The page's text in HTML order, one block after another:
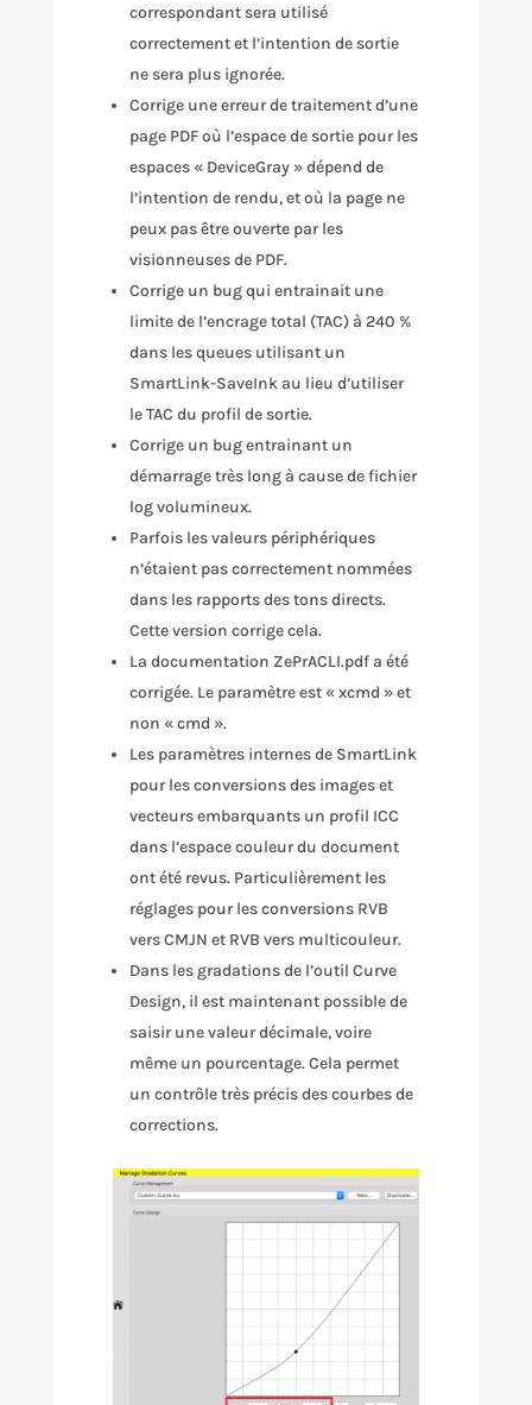
correspondant sera utilisé
correctement et l’intention de sortie
ne sera plus ignorée.
Corrige une erreur de traitement d’une
page PDF où l’espace de sortie pour les
espaces « DeviceGray » dépend de
l’intention de rendu, et où la page ne
peux pas être ouverte par les
visionneuses de PDF.
Corrige un bug qui entrainait une
limite de l’encrage total (TAC) à 240 %
dans les queues utilisant un
SmartLink-SaveInk au lieu d’utiliser
le TAC du profil de sortie.
Corrige un bug entrainant un
démarrage très long à cause de fichier
log volumineux.
Parfois les valeurs périphériques
n’étaient pas correctement nommées
dans les rapports des tons directs.
Cette version corrige cela.
La documentation ZePrACLI.pdf a été
corrigée. Le paramètre est « xcmd » et
non « cmd ».
Les paramètres internes de SmartLink
pour les conversions des images et
vecteurs embarquants un profil ICC
dans l’espace couleur du document
ont été revus. Particulièrement les
réglages pour les conversions RVB
vers CMJN et RVB vers multicouleur.
Dans les gradations de l’outil Curve
Design, il est maintenant possible de
saisir une valeur décimale, voire
même un pourcentage. Cela permet
un contrôle très précis des courbes de
corrections.